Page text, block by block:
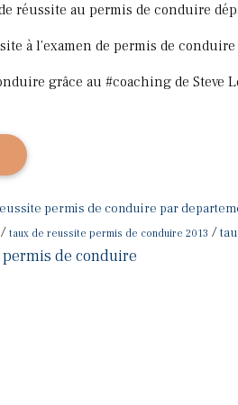
réussite au permis de conduire
à l'examen de permis de conduire
grâce au #coaching de Steve
permis de conduire par
/ taux de reussite permis de conduire 2013 /
de conduire